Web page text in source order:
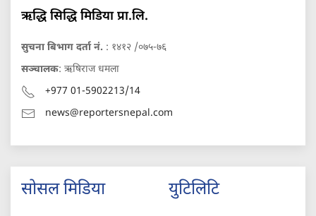
ऋद्धि सिद्धि मिडिया प्रा.लि.
सुचना बिभाग दर्ता नं. : १४१२ /०७५-७६
सञ्चालक: ऋषिराज धमला
+977 01-5902213/14
news@reportersnepal.com
सोसल मिडिया युटिलिटि